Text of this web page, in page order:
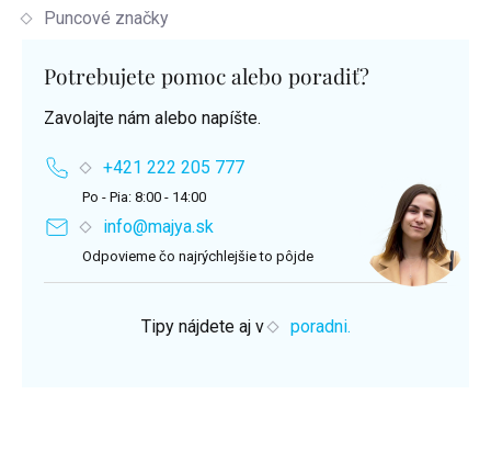
Puncové značky
Potrebujete pomoc alebo poradiť?
Zavolajte nám alebo napíšte.
+421 222 205 777
Po - Pia: 8:00 - 14:00
info@majya.sk
Odpovieme čo najrýchlejšie to pôjde
Tipy nájdete aj v poradni.